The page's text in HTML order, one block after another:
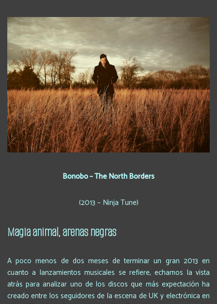
Bonobo – The North Borders
(2013 – Ninja Tune)
Magia animal, arenas negras
A poco menos de dos meses de terminar un gran 2013 en
cuanto a lanzamientos musicales se refiere, echamos la vista
atrás para analizar uno de los discos que más expectación ha
creado entre los seguidores de la escena de UK y electrónica en